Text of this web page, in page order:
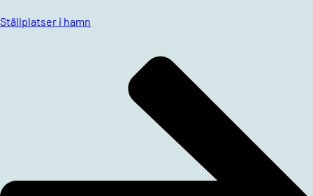
Ställplatser i hamn